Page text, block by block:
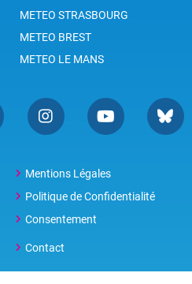
METEO STRASBOURG
METEO BREST
METEO LE MANS
Mentions Légales
Politique de Confidentialité
Consentement
Contact